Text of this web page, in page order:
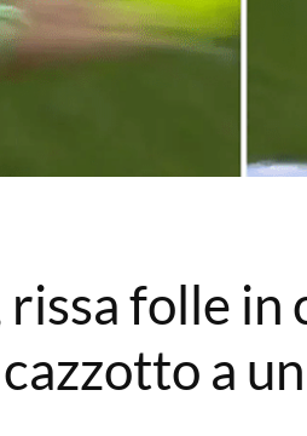
rissa folle
a